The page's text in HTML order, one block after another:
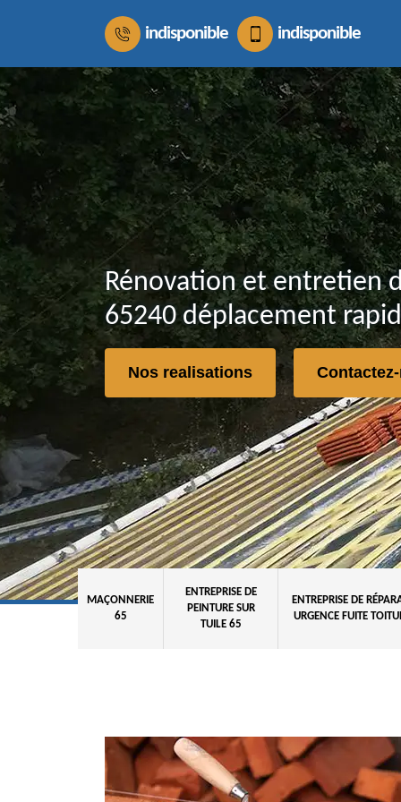
indisponible indisponible
Rénovation et entretien
65240 déplacement
Nos realisations
MAÇONNERIE
65
ENTREPRISE DE
PEINTURE SUR
TUILE 65
ENTREPRISE DE
URGENCE FUITE